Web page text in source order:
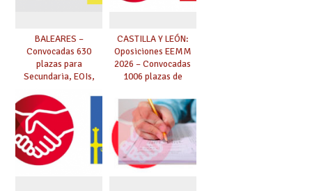
BALEARES –
Convocadas 630
plazas para
Secundaria, EOIs,
Conservatorios y FP
CASTILLA Y LEÓN:
Oposiciones EEMM
2026 – Convocadas
1006 plazas de
Conservatorios
(solicitudes del 15 de
enero al 4 de febrero)